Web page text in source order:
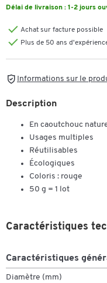
Délai de livraison : 1-2 jours
Achat sur facture possible
Plus de 50 ans
Informations sur le
Description
En caoutchouc
Usages multiples
Réutilisables
Écologiques
Coloris : rouge
50 g = 1 lot
Caractéristiques
Caractéristiques
Diamètre (mm)